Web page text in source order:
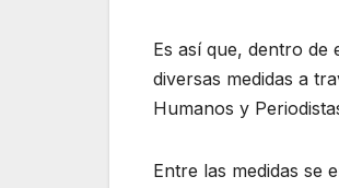
Es así que, dentro de
diversas medidas a
Humanos y
Entre las medidas se